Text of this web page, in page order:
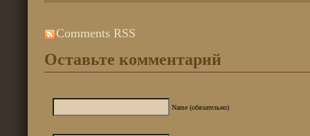
Comments RSS
Оставьте комментарий
Name (обязательно)